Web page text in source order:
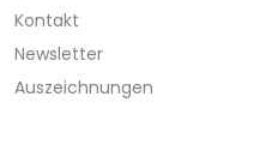
Kontakt
Newsletter
Auszeichnungen